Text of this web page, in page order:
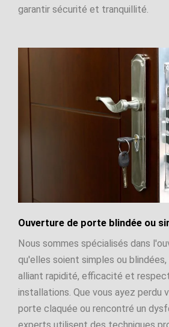
garantir sécurité et tranquillité.
Ouverture de porte blindée ou
Nous sommes spécialisés dans
qu'elles soient simples ou
alliant rapidité, efficacité et
installations. Que vous ayez perdu
porte claquée ou rencontré un